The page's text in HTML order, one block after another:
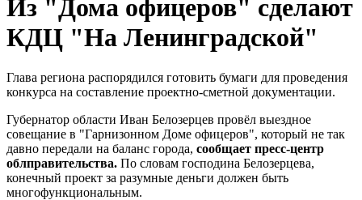
Из "Дома офицеров" сделают
КДЦ "На Ленинградской"
Глава региона распорядился готовить бумаги для проведения
конкурса на составление проектно-сметной документации.
Губернатор области Иван Белозерцев провёл выездное
совещание в "Гарнизонном Доме офицеров", который не так
давно передали на баланс города, сообщает пресс-центр
облправительства. По словам господина Белозерцева,
конечный проект за разумные деньги должен быть
многофункциональным.